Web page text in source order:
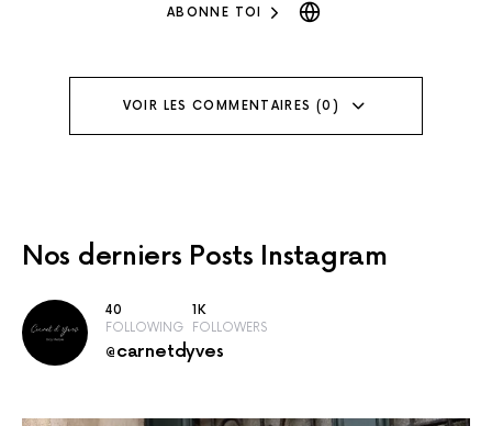
ABONNE TOI
VOIR LES COMMENTAIRES (0)
Nos derniers Posts Instagram
40
FOLLOWING
1K
FOLLOWERS
@carnetdyves